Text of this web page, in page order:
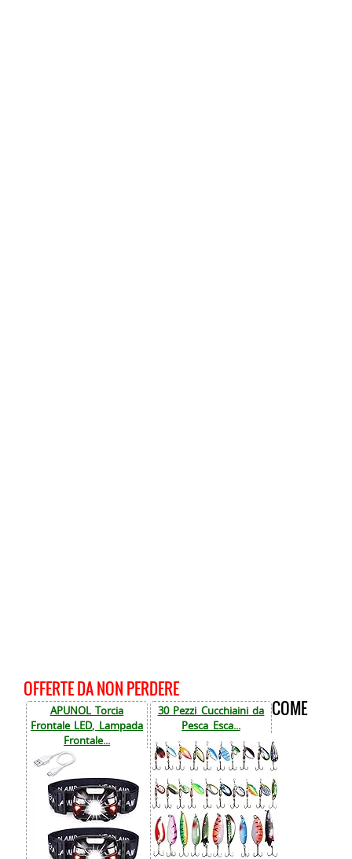
OFFERTE DA NON PERDERE
APUNOL Torcia
Frontale LED, Lampada
Frontale...
30 Pezzi Cucchiaini da
Pesca Esca...
COME